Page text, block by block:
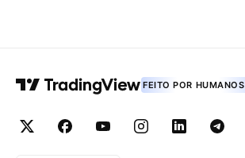
FEITO POR HUMANOS